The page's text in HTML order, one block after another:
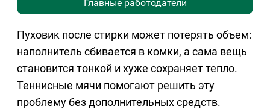
Главные работодатели
Пуховик после стирки может потерять объем:
наполнитель сбивается в комки, а сама вещь
становится тонкой и хуже сохраняет тепло.
Теннисные мячи помогают решить эту
проблему без дополнительных средств.